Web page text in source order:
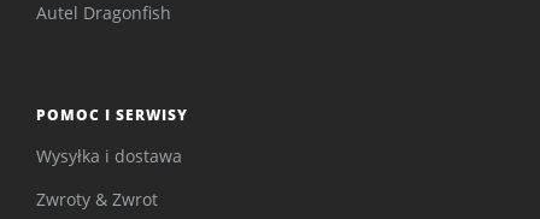
Autel Dragonfish
POMOC I SERWISY
Wysyłka i dostawa
Zwroty & Zwrot